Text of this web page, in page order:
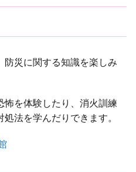
災に関する知識を楽しみ
を体験したり、消火訓練
法を学んだりできます。